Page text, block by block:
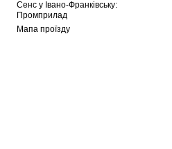
Сенс у Івано-Франківську:
Промприлад
Мапа проїзду